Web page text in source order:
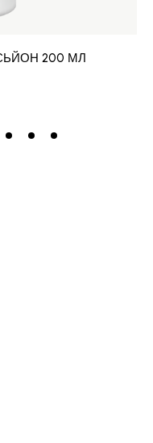
200 МЛ